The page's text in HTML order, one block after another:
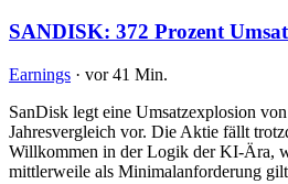
SANDISK: 372 Prozent
Earnings · vor 41 Min.
SanDisk legt eine Umsatzexplosion
Jahresvergleich vor. Die Aktie fällt
Willkommen in der Logik der KI-Ära,
mittlerweile als Minimalanforderung